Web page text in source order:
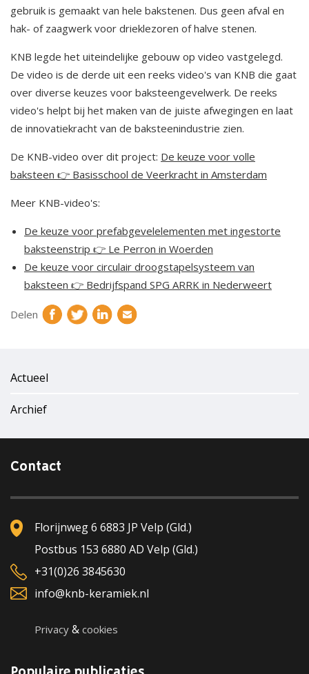
Actueel
Archief
gebruik is gemaakt van hele bakstenen. Dus geen afval en
hak- of zaagwerk voor drieklezoren of halve stenen.
KNB legde het uiteindelijke gebouw op video vastgelegd.
De video is de derde uit een reeks video's van KNB die gaat
over diverse keuzes voor baksteengevelwerk. De reeks
video's helpt bij het maken van de juiste afwegingen en laat
de innovatiekracht van de baksteenindustrie zien.
De KNB-video over dit project: De keuze voor volle
baksteen 👉 Basisschool de Veerkracht in Amsterdam
Meer KNB-video's:
De keuze voor prefabgevelelementen met ingestorte
baksteenstrip 👉 Le Perron in Woerden
De keuze voor circulair droogstapelsysteem van
baksteen 👉 Bedrijfspand SPG ARRK in Nederweert
Delen
Contact
Florijnweg 6 6883 JP Velp (Gld.)
Postbus 153 6880 AD Velp (Gld.)
+31(0)26 3845630
info@knb-keramiek.nl
Privacy & cookies